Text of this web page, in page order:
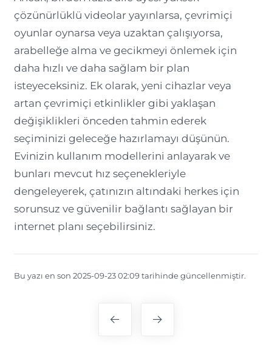
çözünürlüklü videolar yayınlarsa, çevrimiçi
oyunlar oynarsa veya uzaktan çalışıyorsa,
arabelleğe alma ve gecikmeyi önlemek için
daha hızlı ve daha sağlam bir plan
isteyeceksiniz. Ek olarak, yeni cihazlar veya
artan çevrimiçi etkinlikler gibi yaklaşan
değişiklikleri önceden tahmin ederek
seçiminizi geleceğe hazırlamayı düşünün.
Evinizin kullanım modellerini anlayarak ve
bunları mevcut hız seçenekleriyle
dengeleyerek, çatınızın altındaki herkes için
sorunsuz ve güvenilir bağlantı sağlayan bir
internet planı seçebilirsiniz.
Bu yazı en son 2025-09-23 02:09 tarihinde güncellenmiştir.